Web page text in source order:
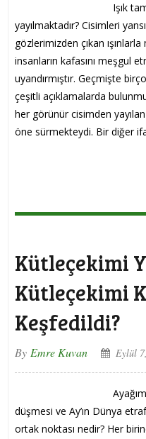
Işık
yayılmaktadır? Cisimleri
gözlerimizden çıkan
insanların kafasını meşgul
uyandırmıştır. Geçmişte
çeşitli açıklamalarda
her görünür cisimden yayılan
öne sürmekteydi. Bir diğer
Kütleçekimi
Kütleçekimi
Keşfedildi?
By Emre Kuvan Eylül
düşmesi ve Ay’ın Dünya
ortak noktası nedir? Her